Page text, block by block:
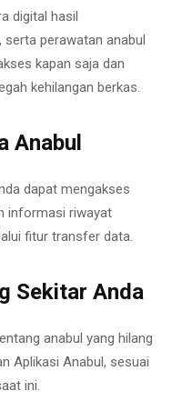
digital hasil
serta perawatan anabul
kapan saja dan
kehilangan berkas.
Anabul
dapat mengakses
informasi riwayat
fitur transfer data.
Sekitar Anda
anabul yang hilang
Aplikasi Anabul, sesuai
ini.